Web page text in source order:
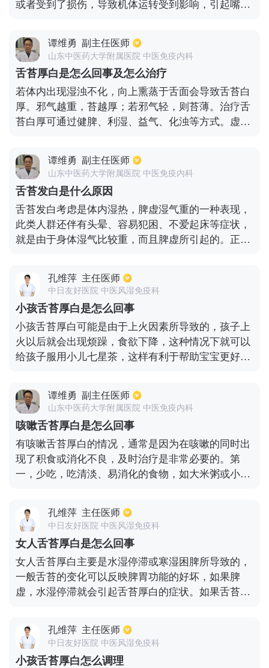
或者受到了损伤，导致机体运转受到影响，引起嘴唇
疗；还有一种原因，在饮食方面，单一饮食或者过度
的控制饮食，造成营养不良，而引起贫血情况发生，
也会导致嘴唇发白，在这种情况下，需要加强营养，
饮食多样化，从而改善贫血症状；还有就是肾脏方面
的疾病和糖尿病，也可能会引起嘴唇发白的情况，建
议及时去医院就诊，防止病情加重。
谭维勇 副主任医师
山东中医药大学附属医院 中医免疫内科
舌苔厚白是怎么回事及怎么治疗
若体内出现湿浊不化，向上熏蒸于舌面会导致舌苔白
厚。邪气越重，苔越厚；若邪气轻，则苔薄。治疗舌
苔白厚可通过健脾、利湿、益气、化浊等方式。虚症
或开郁老蔻丸，健脾利湿祛浊。治疗舌苔白厚还要注
意饮食，减少肥甘厚腻、生冷、辛辣、刺激食物的摄
入。另外，不能喝从冰箱里拿出来的饮料或者啤酒等
饮品。
谭维勇 副主任医师
山东中医药大学附属医院 中医免疫内科
舌苔发白是什么原因
舌苔发白考虑是体内湿热，脾虚湿气重的一种表现，
此类人群还伴有头晕、容易犯困、不爱起床等症状，
就是由于身体湿气比较重，而且脾虚所引起的。正常
组成的，不过在日常生活当中吃饭或者咀嚼其他食物
时，就能够及时的清除掉这些物质，因此正常人的舌
苔是比较薄的，而且在舌面上均匀的铺开，不过舌面
中部以及根部颜色稍微厚一点。如果身体出现了疾
病，比如脾胃虚弱，湿气大，唾液会减少分泌，舌苔
上面的这些白色物质不能够及时的清除，因此会表现
孔维萍 主任医师
中日友好医院 中医风湿免疫科
小孩舌苔厚白是怎么回事
小孩舌苔厚白可能是由于上火因素所导致的，孩子上
火以后就会出现烦躁，食欲下降，这种情况下就可以
给孩子服用小儿七星茶，这样有利于帮助宝宝更好地
所导致的，平时要多吃一些容易消化的食物和新鲜的
蔬菜水果，不要吃油腻、辛辣的食物，尤其是肉类。
谭维勇 副主任医师
山东中医药大学附属医院 中医免疫内科
咳嗽舌苔厚白是怎么回事
有咳嗽舌苔厚白的情况，通常是因为在咳嗽的同时出
现了积食或消化不良，及时治疗是非常必要的。第
一，少吃，吃清淡、易消化的食物，如大米粥或小米
进消化的药物。如果咳嗽症状严重，我们应该检查血
常规，看看是否有细菌感染。如果是细菌感染，应该
同时使用抗生素，可以使用对胃肠道刺激较小的抗生
素，如头孢克肟、头孢拉定等，不会加重积食或消化
不良。
孔维萍 主任医师
中日友好医院 中医风湿免疫科
女人舌苔厚白是怎么回事
女人舌苔厚白主要是水湿停滞或寒湿困脾所导致的，
一般舌苔的变化可以反映脾胃功能的好坏，如果脾
虚，水湿停滞就会引起舌苔厚白的症状。如果舌苔发
药物治疗。日常生活中少吃生冷，寒性的食物，平时
加强体育锻炼，促进脾胃消化。
孔维萍 主任医师
中日友好医院 中医风湿免疫科
小孩舌苔厚白怎么调理